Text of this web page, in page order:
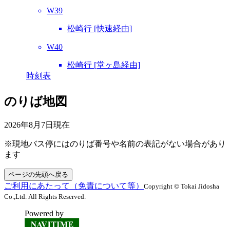
W39
松崎行 [快速経由]
W40
松崎行 [堂ヶ島経由]
時刻表
のりば地図
2026年8月7日 現在
※現地バス停にはのりば番号や名前の表記がない場合があり
ます
ページの先頭へ戻る
ご利用にあたって（免責について等） Copyright © Tokai Jidosha
Co.,Ltd. All Rights Reserved.
Powered by